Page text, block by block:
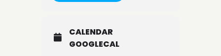
CALENDAR
GOOGLECAL